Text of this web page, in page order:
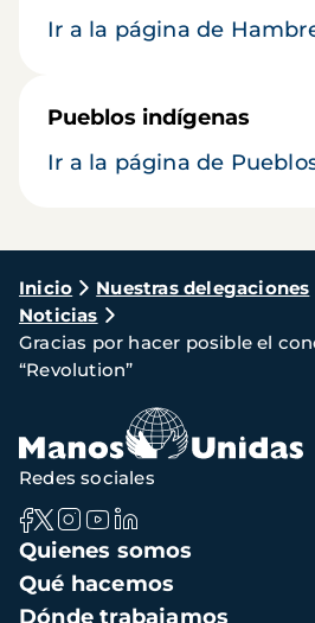
Ir a la página de
Pueblos indígenas
Ir a la página de
Ruta
de
navegación
Inicio Nuestras delegaciones
Noticias
Gracias por hacer posible el
“Revolution”
Navegación
principal
Quienes somos
Qué hacemos
Dónde trabajamos
Redes sociales